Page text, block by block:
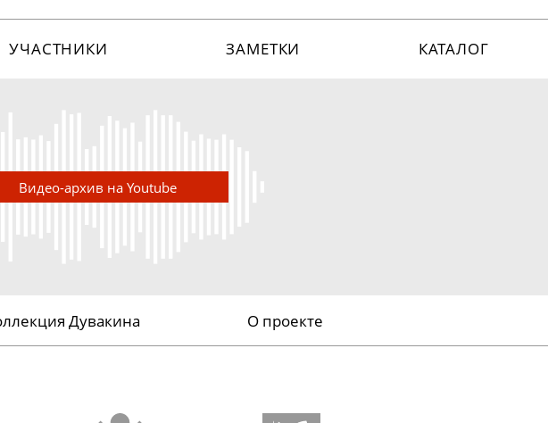
УЧАСТНИКИ ЗАМЕТКИ КАТАЛОГ
Видео-архив на Youtube
Дувакина О проекте